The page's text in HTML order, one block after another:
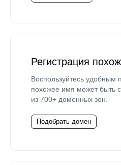
Регистрация
Воспользуйтесь
похожее имя может быть
из 700+ доменных зон.
Подобрать домен